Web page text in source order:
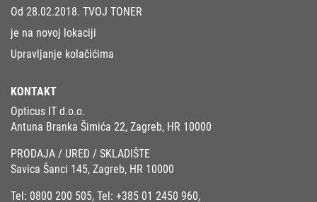
Od 28.02.2018. TVOJ TONER
je na novoj lokaciji
Upravljanje kolačićima
KONTAKT
Opticus IT d.o.o.
Antuna Branka Šimića 22, Zagreb, HR 10000
PRODAJA / URED / SKLADIŠTE
Savica Šanci 145, Zagreb, HR 10000
Tel: 0800 200 505, Tel: +385 01 2450 960,